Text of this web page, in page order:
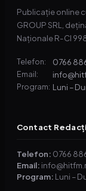
Publicație online
GROUP SRL,
Naționale R-CI
Telefon: 0766
Email:
Program: Luni –
Contact
Telefon: 0766
Email:
Program: Luni –